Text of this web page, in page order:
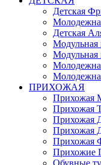
Детская
Детская
Модульная
ПРИХОЖАЯ
Прихожая
Прихожая
Прихожая
Прихожая
Прихожая
Прихожие
Обувные